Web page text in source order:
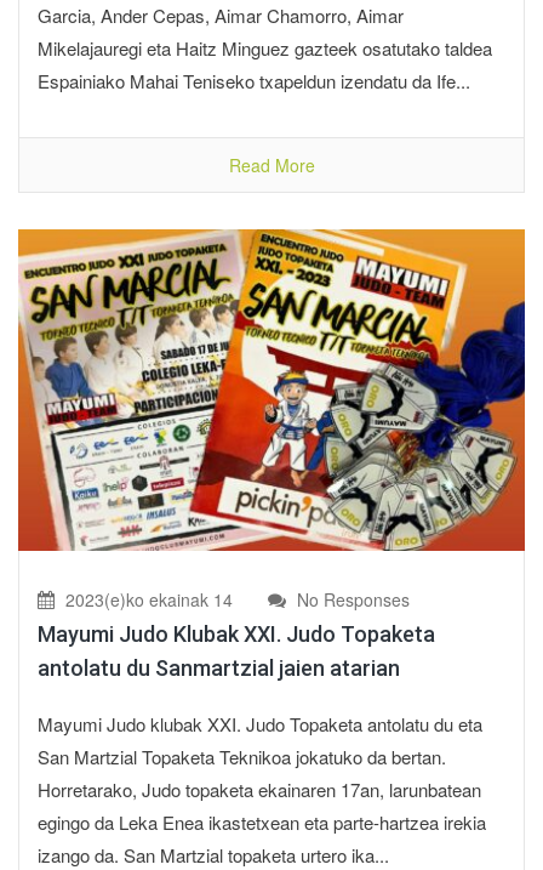
Garcia, Ander Cepas, Aimar Chamorro, Aimar
Mikelajauregi eta Haitz Minguez gazteek osatutako taldea
Espainiako Mahai Teniseko txapeldun izendatu da Ife...
Read More
2023(e)ko ekainak 14 No Responses
Mayumi Judo Klubak XXI. Judo Topaketa
antolatu du Sanmartzial jaien atarian
Mayumi Judo klubak XXI. Judo Topaketa antolatu du eta
San Martzial Topaketa Teknikoa jokatuko da bertan.
Horretarako, Judo topaketa ekainaren 17an, larunbatean
egingo da Leka Enea ikastetxean eta parte-hartzea irekia
izango da. San Martzial topaketa urtero ika...